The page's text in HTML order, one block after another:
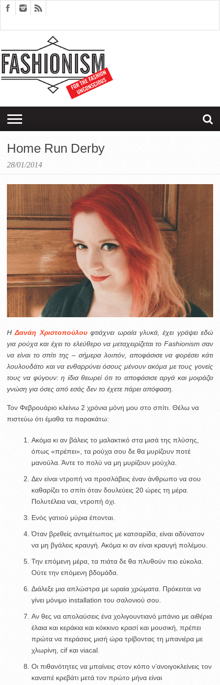
EDITORIALS
COUPLES
THERAPY
SARTORIAGRAM
Home Run Derby
28/01/2014
HΔανάη Χριστοπούλουφτιάχνει ωραία γλυκά, έχει γράψει εδώ
για ρούχα και έχει το ελεύθερο να μεταχειρίζεται το Fashionism σαν
να είναι το σπίτι της – σήμερα λοιπόν, αποφάσισε να φορέσει κάτι
λουλουδάτο και να ενθαρρύνει όσους μένουν ακόμα με τους γονείς
τους να φύγουν: η ίδια θεωρεί ότι το αποφάσισε αργά και μοιράζει
γνώση για όσες από εσάς δεν το έχετε πάρει απόφαση.
Τον Φεβρουάριο κλείνω 2 χρόνια μόνη μου στο σπίτι. Θέλω να
πιστεύω ότι έμαθα τα παρακάτω:
Ακόμα κι αν βάλεις το μαλακτικό στα μισά της πλύσης,
όπως «πρέπει», τα ρούχα σου δε θα μυρίζουν ποτέ
μανούλα. Άντε το πολύ να μη μυρίζουν μούχλα.
Δεν είναι ντροπή να προσλάβεις έναν άνθρωπο να σου
καθαρίζει το σπίτι όταν δουλεύεις 20 ώρες τη μέρα.
Πολυτέλεια ναι, ντροπή όχι.
Ενός γατιού μύρια έπονται.
Όταν βρεθείς αντιμέτωπος με κατσαρίδα, είναι αδύνατον
να μη βγάλεις κραυγή. Ακόμα κι αν είναι κραυγή πολέμου.
Την επόμενη μέρα, τα πιάτα δε θα πλυθούν πιο εύκολα.
Ούτε την επόμενη βδομάδα.
Διάλεξε μια απλώστρα με ωραία χρώματα. Πρόκειται να
γίνει μόνιμο installation του σαλονιού σου.
Αν θες να απολαύσεις ένα χολιγουντιανό μπάνιο με αιθέρια
έλαια και κεράκια και κόκκινο κρασί και μουσική, πρέπει
πρώτα να περάσεις μισή ώρα τρίβοντας τη μπανιέρα με
χλωρίνη, cif και viacal.
Οι πιθανότητες να μπαίνεις στον κόπο ν’ανοιγοκλείνεις τον
καναπέ κρεβάτι μετά τον πρώτο μήνα είναι